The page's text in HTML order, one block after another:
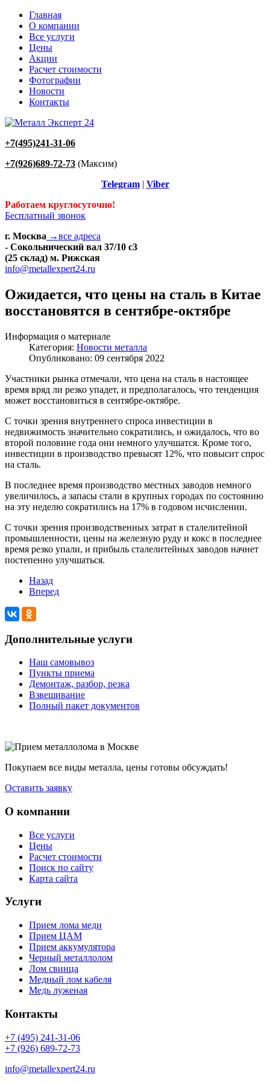
Главная
О компании
Все услуги
Цены
Акции
Расчет стоимости
Фотографии
Новости
Контакты
+7(495)241-31-06
+7(926)689-72-73 (Максим)
Telegram| Viber
Работаем круглосуточно!
Бесплатный звонок
г. Москва →все адреса
- Сокольнический вал 37/10 с3
(25 склад) м. Рижская
info@metallexpert24.ru
Ожидается, что цены на сталь в Китае
восстановятся в сентябре-октябре
Информация о материале
Категория: Новости металла
Опубликовано: 09 сентября 2022
Участники рынка отмечали, что цена на сталь в настоящее
время вряд ли резко упадет, и предполагалось, что тенденция
может восстановиться в сентябре-октябре.
С точки зрения внутреннего спроса инвестиции в
недвижимость значительно сократились, и ожидалось, что во
второй половине года они немного улучшатся. Кроме того,
инвестиции в производство превысят 12%, что повысит спрос
на сталь.
В последнее время производство местных заводов немного
увеличилось, а запасы стали в крупных городах по состоянию
на эту неделю сократились на 17% в годовом исчислении.
С точки зрения производственных затрат в сталелитейной
промышленности, цены на железную руду и кокс в последнее
время резко упали, и прибыль сталелитейных заводов начнет
постепенно улучшаться.
Назад
Вперед
Дополнительные услуги
Наш самовывоз
Пункты приема
Демонтаж, разбор, резка
Взвешивание
Полный пакет документов
Покупаем все виды металла, цены готовы обсуждать!
Оставить заявку
О компании
Все услуги
Цены
Расчет стоимости
Поиск по сайту
Карта сайта
Услуги
Прием лома меди
Прием ЦАМ
Прием аккумулятора
Черный металлолом
Лом свинца
Медный лом кабеля
Медь луженая
Контакты
+7 (495) 241-31-06
+7 (926) 689-72-73
info@metallexpert24.ru